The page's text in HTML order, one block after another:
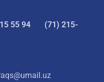
55 94
(71) 215-